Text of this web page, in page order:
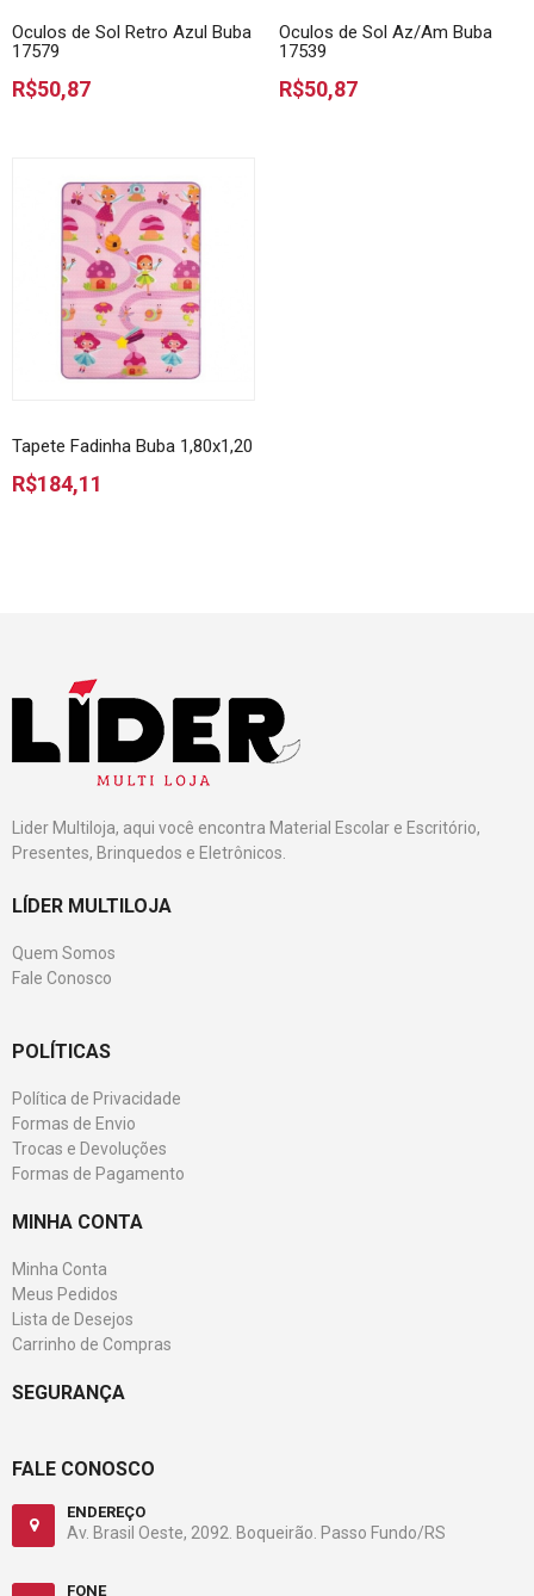
Oculos de Sol Retro Azul Buba
17579
R$50,87
Oculos de Sol Az/Am Buba
17539
R$50,87
Tapete Fadinha Buba 1,80x1,20
R$184,11
Lider Multiloja, aqui você encontra Material Escolar e Escritório,
Presentes, Brinquedos e Eletrônicos.
LÍDER MULTILOJA
Quem Somos
Fale Conosco
POLÍTICAS
Política de Privacidade
Formas de Envio
Trocas e Devoluções
Formas de Pagamento
MINHA CONTA
Minha Conta
Meus Pedidos
Lista de Desejos
Carrinho de Compras
SEGURANÇA
FALE CONOSCO
ENDEREÇO
Av. Brasil Oeste, 2092. Boqueirão. Passo Fundo/RS
FONE